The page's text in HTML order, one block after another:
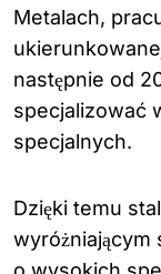
Metalach,
następnie od
specjalizować
specjalnych.
Dzięki temu
wyróżniającym